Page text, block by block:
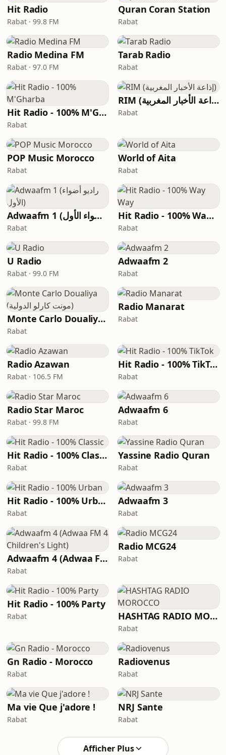
Hit Radio
Rabat · 99.8 FM
Quran Coran Station
Rabat
Radio Medina FM
Rabat · 97.0 FM
Tarab Radio
Rabat
Hit Radio - 100% M'Gharba
Rabat
RIM (إذاعة الأخبار المغربية)
Rabat
POP Music Morocco
Rabat
World of Aita
Rabat
Adwaafm 1 (راديو أضواء الأول)
Rabat
Hit Radio - 100% Way Way
Rabat
U Radio
Rabat · 99.0 FM
Adwaafm 2
Rabat
Monte Carlo Doualiya (مونت كارلو الدولية)
Rabat
Radio Manarat
Rabat
Radio Azawan
Rabat · 106.5 FM
Hit Radio - 100% TikTok
Rabat
Radio Star Maroc
Rabat · 99.8 FM
Adwaafm 6
Rabat
Hit Radio - 100% Classic
Rabat
Yassine Radio Quran
Rabat
Hit Radio - 100% Urban
Rabat
Adwaafm 3
Rabat
Adwaafm 4 (Adwaa FM 4 Children's Light)
Rabat
Radio MCG24
Rabat
Hit Radio - 100% Party
Rabat HASHTAG RADIO MOROCCO
Rabat
Gn Radio - Morocco
Rabat
Radiovenus
Rabat
Ma vie Que j'adore !
Rabat
NRJ Sante
Rabat
Afficher Plus